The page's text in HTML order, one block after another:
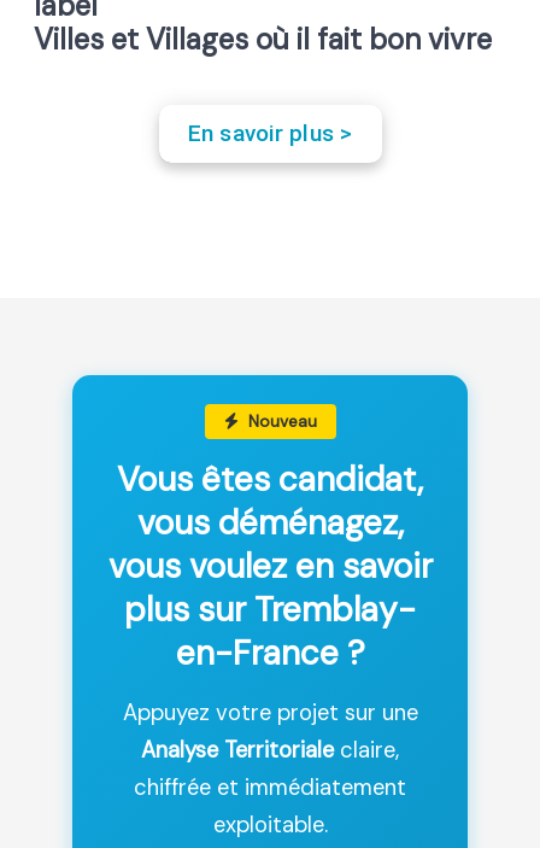
Villes et Villages où il fait bon vivre
En savoir plus >
Nouveau
Vous êtes candidat,
vous déménagez,
vous voulez en savoir
plus sur Tremblay-
en-France ?
Appuyez votre projet sur une
Analyse Territorialeclaire,
chiffrée et immédiatement
exploitable.